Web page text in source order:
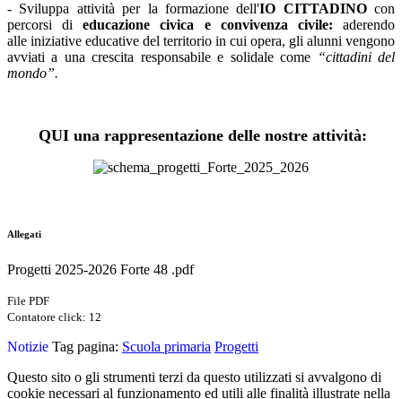
- Sviluppa attività per la formazione dell'IO CITTADINOcon
percorsi dieducazione civica e convivenza civile:aderendo
alle iniziative educative del territorio in cui opera, gli alunni vengono
avviati a una crescita responsabile e solidale come “cittadini del
mondo”.
QUI una rappresentazione delle nostre attività:
Allegati
Progetti 2025-2026 Forte 48 .pdf
File PDF
Contatore click: 12
Notizie Tag pagina: Scuola primaria Progetti
Questo sito o gli strumenti terzi da questo utilizzati si avvalgono di
cookie necessari al funzionamento ed utili alle finalità illustrate nella